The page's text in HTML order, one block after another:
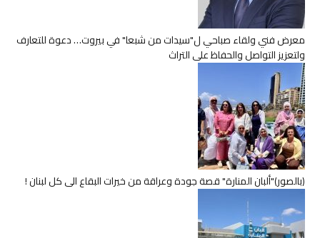
معرض فني ولقاء صباحي ل"سيدات من شبعا" في بيروت… دعوة للتعارف
ولتعزيز التواصل والحفاظ على التراث
(بالصور)"ألبان المنارة" قصة جودة وعراقة من خيرات البقاع الى كل لبنان !